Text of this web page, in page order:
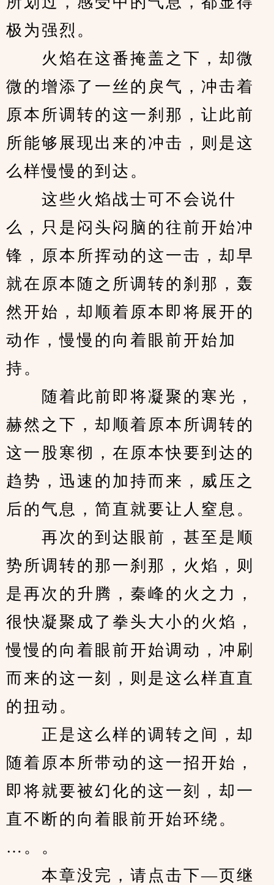
极为强烈。
火焰在这番掩盖之下，却微
微的增添了一丝的戾气，冲击着
原本所调转的这一刹那，让此前
所能够展现出来的冲击，则是这
么样慢慢的到达。
这些火焰战士可不会说什
么，只是闷头闷脑的往前开始冲
锋，原本所挥动的这一击，却早
就在原本随之所调转的刹那，轰
然开始，却顺着原本即将展开的
动作，慢慢的向着眼前开始加
持。
随着此前即将凝聚的寒光，
赫然之下，却顺着原本所调转的
这一股寒彻，在原本快要到达的
趋势，迅速的加持而来，威压之
后的气息，简直就要让人窒息。
再次的到达眼前，甚至是顺
势所调转的那一刹那，火焰，则
是再次的升腾，秦峰的火之力，
很快凝聚成了拳头大小的火焰，
慢慢的向着眼前开始调动，冲刷
而来的这一刻，则是这么样直直
的扭动。
正是这么样的调转之间，却
随着原本所带动的这一招开始，
即将就要被幻化的这一刻，却一
直不断的向着眼前开始环绕。
…。。
本章没完，请点击下—页继